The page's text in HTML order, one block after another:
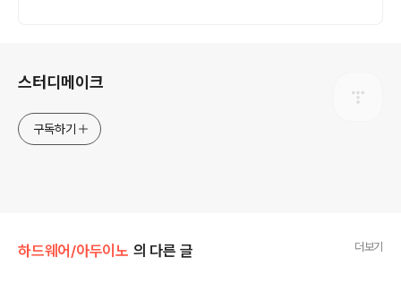
스터디메이크
구독하기
하드웨어/아두이노 의 다른 글 더보기